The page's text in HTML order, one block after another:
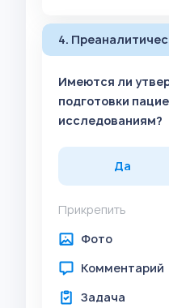
4.
Имеются ли
подготовки
исследованиям?
Да
Прикрепить
Фото
Комментарий
Задача